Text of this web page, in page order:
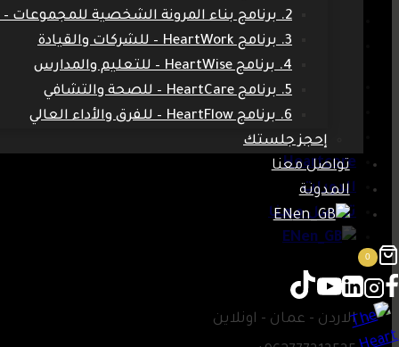
2. برنامج بناء المرونة الشخصية للمجموعات – HeartCore
3. برنامج HeartWork – للشركات والقيادة
4. برنامج HeartWise – للتعليم والمدارس
5. برنامج HeartCare – للصحة والتشافي
6. برنامج HeartFlow – للفرق والأداء العالي
إحجز جلستك
تواصل معنا
المدونة
EN
0
تواصل معنا
EN
الرئيسية
من أنا
Heartcore
الدورات
تواصل معنا
EN
الاردن - عمان - اونلاين